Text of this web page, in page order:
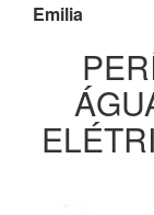
Emilia